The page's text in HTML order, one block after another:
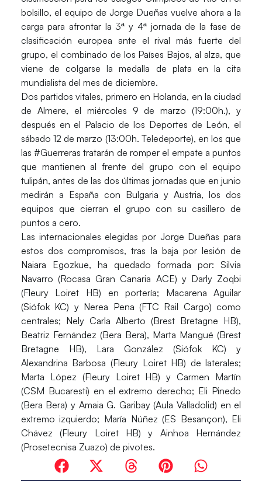
bolsillo, el equipo de Jorge Dueñas vuelve ahora a la
carga para afrontar la 3ª y 4ª jornada de la fase de
clasificación europea ante el rival más fuerte del
grupo, el combinado de los Países Bajos, al alza, que
viene de colgarse la medalla de plata en la cita
mundialista del mes de diciembre.
Dos partidos vitales, primero en Holanda, en la ciudad
de Almere, el miércoles 9 de marzo (19:00h.), y
después en el Palacio de los Deportes de León, el
sábado 12 de marzo (13:00h. Teledeporte), en los que
las #Guerreras tratarán de romper el empate a puntos
que mantienen al frente del grupo con el equipo
tulipán, antes de las dos últimas jornadas que en junio
medirán a España con Bulgaria y Austria, los dos
equipos que cierran el grupo con su casillero de
puntos a cero.
Las internacionales elegidas por Jorge Dueñas para
estos dos compromisos, tras la baja por lesión de
Naiara Egozkue, ha quedado formada por:Silvia
Navarro (Rocasa Gran Canaria ACE) y Darly Zoqbi
(Fleury Loiret HB) en portería; Macarena Aguilar
(Siófok KC) y Nerea Pena (FTC Rail Cargo) como
centrales; Nely Carla Alberto (Brest Bretagne HB),
Beatriz Fernández (Bera Bera), Marta Mangué(Brest
Bretagne HB), Lara González (Siófok KC) y
Alexandrina Barbosa (Fleury Loiret HB) de laterales;
Marta López (Fleury Loiret HB) yCarmen Martín
(CSM Bucaresti) en el extremo derecho; Eli Pinedo
(Bera Bera) y Amaia G. Garibay(Aula Valladolid) en el
extremo izquierdo; María Núñez(ES Besançon), Eli
Chávez (Fleury Loiret HB) y Ainhoa Hernández
(Prosetecnisa Zuazo) de pivotes.